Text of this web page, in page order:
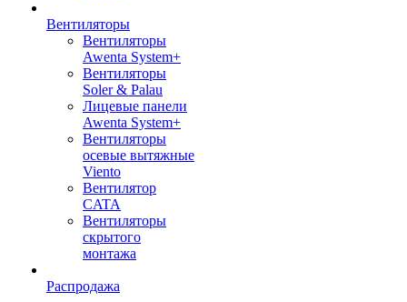
Вентиляторы
Вентиляторы
Awenta System+
Вентиляторы
Soler & Palau
Лицевые панели
Awenta System+
Вентиляторы
осевые вытяжные
Viento
Вентилятор
CATA
Вентиляторы
скрытого
монтажа
Распродажа